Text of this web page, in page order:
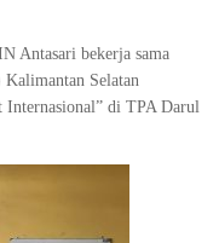
Antasari bekerja sama
Selatan
Internasional” di TPA Darul